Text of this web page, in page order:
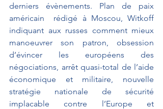
derniers évènements. Plan de paix
américain  rédigé à Moscou, Witkoff
indiquant aux russes comment mieux
manoeuvrer son patron, obsession
d’évincer les européens des
négociations, arrêt quasi-total de l’aide
économique et militaire, nouvelle
stratégie nationale de sécurité
implacable contre l’Europe et